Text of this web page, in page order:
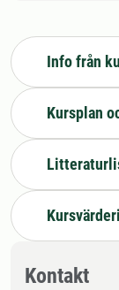
Info från
Kursplan
Kontakt